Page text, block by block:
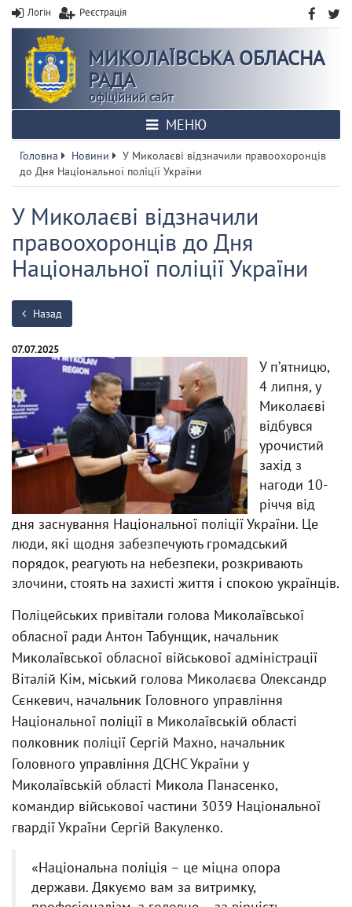
Логін Реєстрація
МИКОЛАЇВСЬКА ОБЛАСНА
РАДА
офіційний сайт
МЕНЮ
Головна Новини
У Миколаєві відзначили правоохоронців
до Дня Національної поліції України
У Миколаєві відзначили
правоохоронців до Дня
Національної поліції України
Назад
07.07.2025
У пʼятницю,
4 липня, у
Миколаєві
відбувся
урочистий
захід з
нагоди 10-
річчя від
дня заснування Національної поліції України. Це
люди, які щодня забезпечують громадський
порядок, реагують на небезпеки, розкривають
злочини, стоять на захисті життя і спокою українців.
Поліцейських привітали голова Миколаївської
обласної ради Антон Табунщик, начальник
Миколаївської обласної військової адміністрації
Віталій Кім, міський голова Миколаєва Олександр
Сєнкевич, начальник Головного управління
Національної поліції в Миколаївській області
полковник поліції Сергій Махно, начальник
Головного управління ДСНС України у
Миколаївській області Микола Панасенко,
командир військової частини 3039 Національної
гвардії України Сергій Вакуленко.
«Національна поліція – це міцна опора
держави. Дякуємо вам за витримку,